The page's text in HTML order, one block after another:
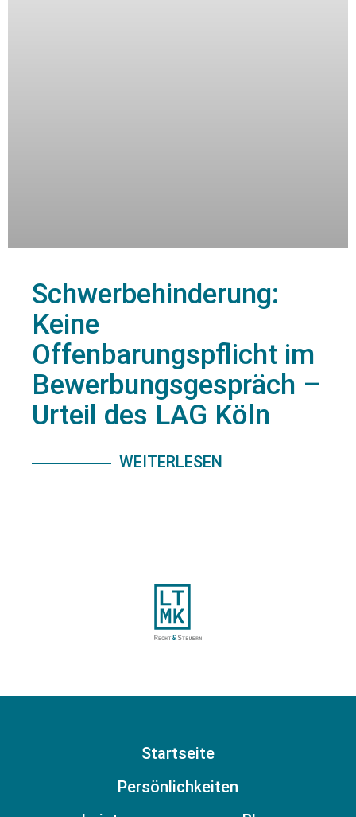
Schwerbehinderung:
Keine
Offenbarungspflicht im
Bewerbungsgespräch –
Urteil des LAG Köln
WEITERLESEN
Startseite
Persönlichkeiten